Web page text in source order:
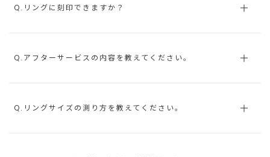
Q.リングに刻印できますか？
Q.アフターサービスの内容を教えてください。
Q.リングサイズの測り方を教えてください。